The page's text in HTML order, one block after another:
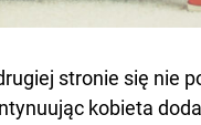
stronie się nie
kobieta